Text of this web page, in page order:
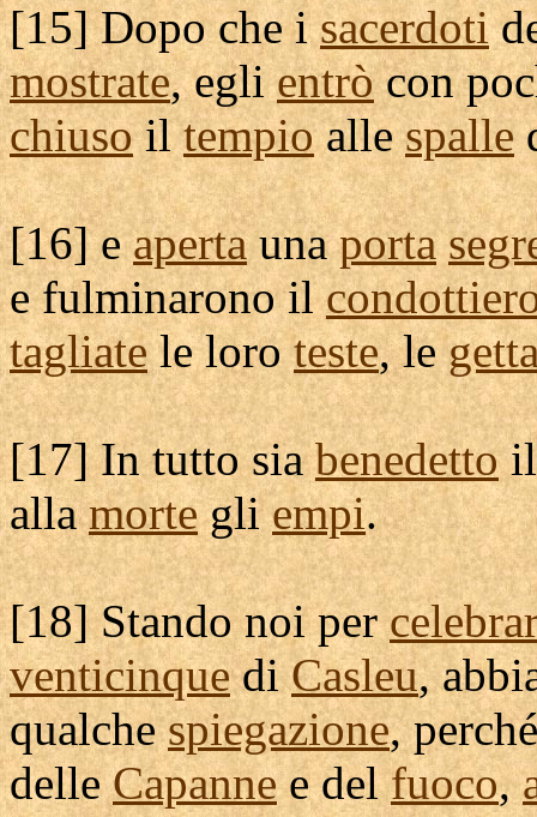
[15] Dopo che isacerdoti
mostrate, eglientròcon
chiusoiltempioallespalle
[16] eapertaunaporta
efulminaronoil
tagliatele loroteste, le
[17] In tutto siabenedettoil
allamortegliempi.
[18] Stando noi per
venticinquediCasleu,
qualchespiegazione,
delleCapannee delfuoco,